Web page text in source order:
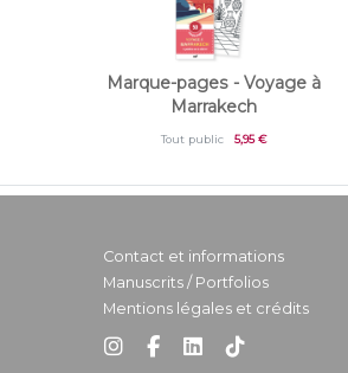
Marque-pages - Voyage à
Marrakech
Tout public 5,95 €
Contact et informations
Manuscrits / Portfolios
Mentions légales et crédits